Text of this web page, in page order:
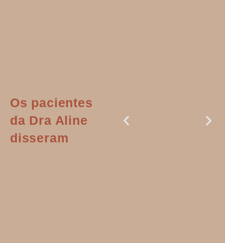
Os pacientes
da Dra Aline
disseram